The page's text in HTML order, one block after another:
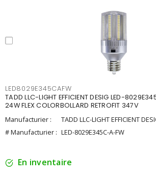
LED8029E345CAFW
TADD LLC-LIGHT EFFICIENT DESIG LED-
24W FLEX COLORBOLLARD RETROFIT 347V
Manufacturier :
TADD LLC-LIGHT EFFICIENT
# Manufacturier : LED-8029E345C-A-FW
En inventaire